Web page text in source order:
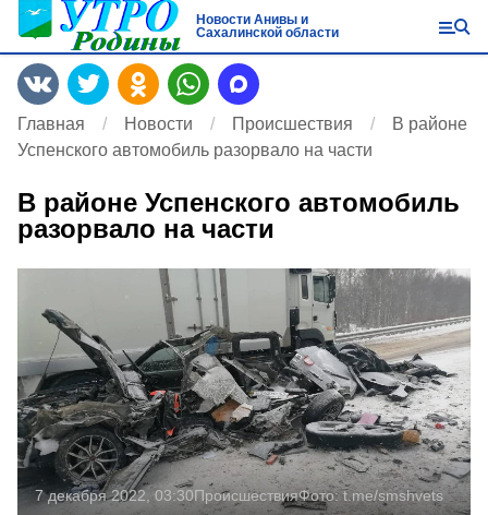
Новости Анивы и
Сахалинской области
Главная Новости Происшествия
В районе
Успенского автомобиль разорвало на части
В районе Успенского автомобиль
разорвало на части
7 декабря 2022, 03:30ПроисшествияФото:t.me/smshvets